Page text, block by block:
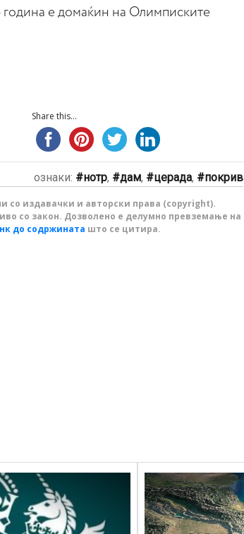
е домаќин на Олимписките
Share this...
ознаки: нотр, дам, церада, покрив
со издавачки и авторски права (copyright).
со закон. Дозволено е делумно превземање на
до содржината што се цитира.